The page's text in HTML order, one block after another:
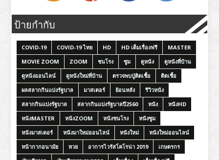
ป้ายกำกับ
COVID-19 COVID-19 ไทย HD HD เต็มเรื่องฟรี
MASTER
MOVIE ZOOM
ZOOM ชนโรง ซูม ดูหนัง
ดูหนังที่บ้าน
ดูหนังออนไลน์
ดูหนังใหม่ที่บ้าน ตรวจพบปู่ติดเชื้อ
ติดเชื้อ
ผลสลากกินแบ่งรัฐบาล
มาสเตอร์ ย้อนหลัง
รีวิวหนัง
สลากกินแบ่งรัฐบาล
สลากกินแบ่งรัฐบาลปี2560 หนัง
หนังHD
หนังMASTER
หนังZOOM หนังชนโรง
หนังซูม
หนังมาสเตอร์
หนังมาใหม่ออนไลน์ หนังใหม่
หนังใหม่ออนไลน์
หน้ากากอนามัย
หวย อาการไวรัสโคโรน่า 2019
เกษตรกร